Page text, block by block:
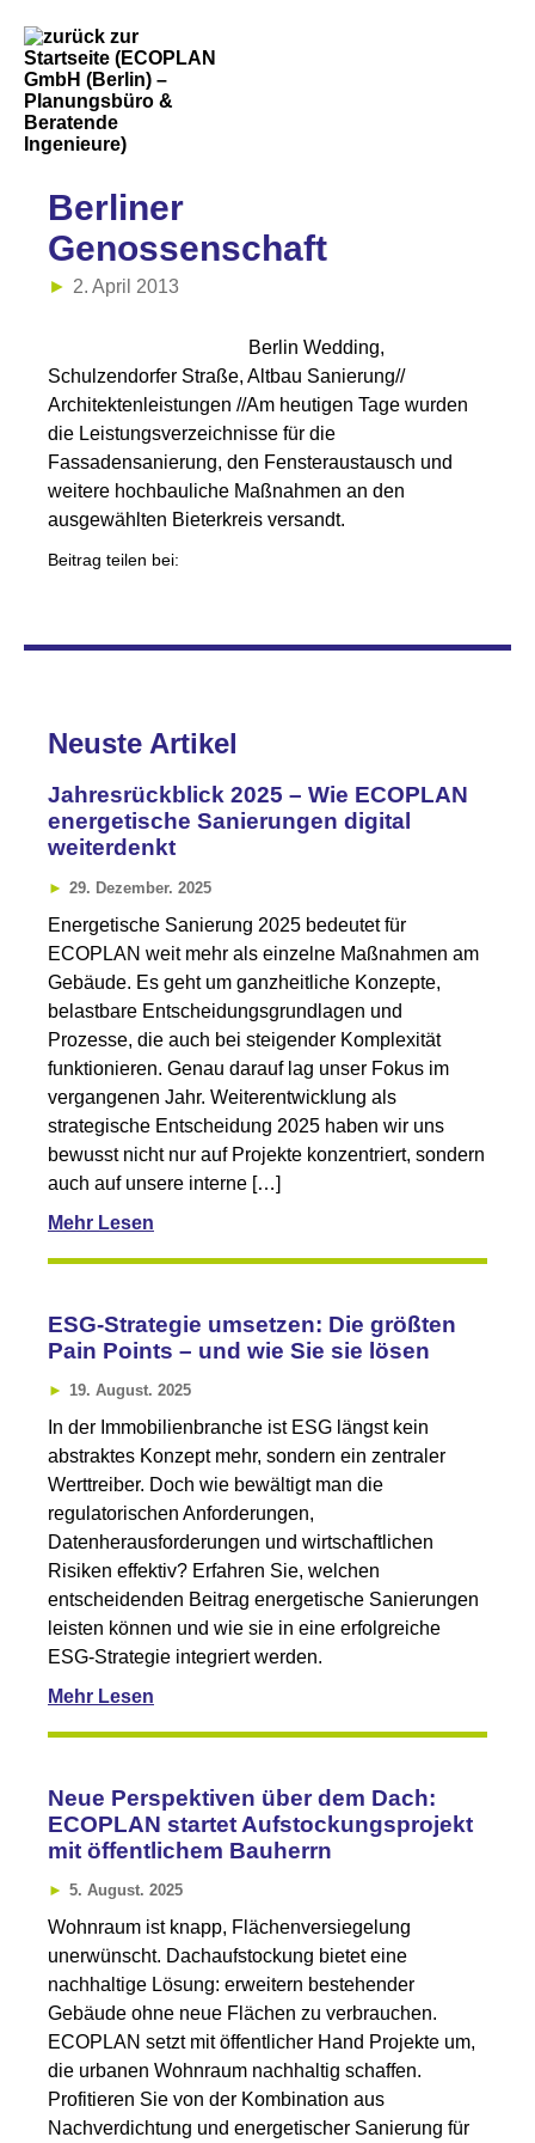
Berliner
Genossenschaft
2. April 2013
Berlin Wedding,
Schulzendorfer Straße, Altbau Sanierung//
Architektenleistungen //Am heutigen Tage wurden
die Leistungsverzeichnisse für die
Fassadensanierung, den Fensteraustausch und
weitere hochbauliche Maßnahmen an den
ausgewählten Bieterkreis versandt.
Beitrag teilen bei:
Neuste Artikel
Jahresrückblick 2025 – Wie ECOPLAN
energetische Sanierungen digital
weiterdenkt
29. Dezember. 2025
Energetische Sanierung 2025 bedeutet für
ECOPLAN weit mehr als einzelne Maßnahmen am
Gebäude. Es geht um ganzheitliche Konzepte,
belastbare Entscheidungsgrundlagen und
Prozesse, die auch bei steigender Komplexität
funktionieren. Genau darauf lag unser Fokus im
vergangenen Jahr. Weiterentwicklung als
strategische Entscheidung 2025 haben wir uns
bewusst nicht nur auf Projekte konzentriert, sondern
auch auf unsere interne […]
Mehr Lesen
ESG-Strategie umsetzen: Die größten
Pain Points – und wie Sie sie lösen
19. August. 2025
In der Immobilienbranche ist ESG längst kein
abstraktes Konzept mehr, sondern ein zentraler
Werttreiber. Doch wie bewältigt man die
regulatorischen Anforderungen,
Datenherausforderungen und wirtschaftlichen
Risiken effektiv? Erfahren Sie, welchen
entscheidenden Beitrag energetische Sanierungen
leisten können und wie sie in eine erfolgreiche
ESG-Strategie integriert werden.
Mehr Lesen
Neue Perspektiven über dem Dach:
ECOPLAN startet Aufstockungsprojekt
mit öffentlichem Bauherrn
5. August. 2025
Wohnraum ist knapp, Flächenversiegelung
unerwünscht. Dachaufstockung bietet eine
nachhaltige Lösung: erweitern bestehender
Gebäude ohne neue Flächen zu verbrauchen.
ECOPLAN setzt mit öffentlicher Hand Projekte um,
die urbanen Wohnraum nachhaltig schaffen.
Profitieren Sie von der Kombination aus
Nachverdichtung und energetischer Sanierung für